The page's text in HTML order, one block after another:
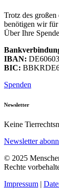
Trotz des
benötigen wir
Über Ihre
IBAN:
BIC:
Spenden
Newsletter
Keine
Newsletter
© 2025
Rechte
Impressum |